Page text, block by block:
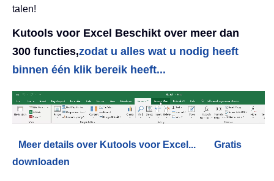
talen!
Kutools voor Excel Beschikt over meer dan
300 functies,zodat u alles wat u nodig heeft
binnen één klik bereik heeft...
Meer details over Kutools voor Excel...
Gratis
downloaden